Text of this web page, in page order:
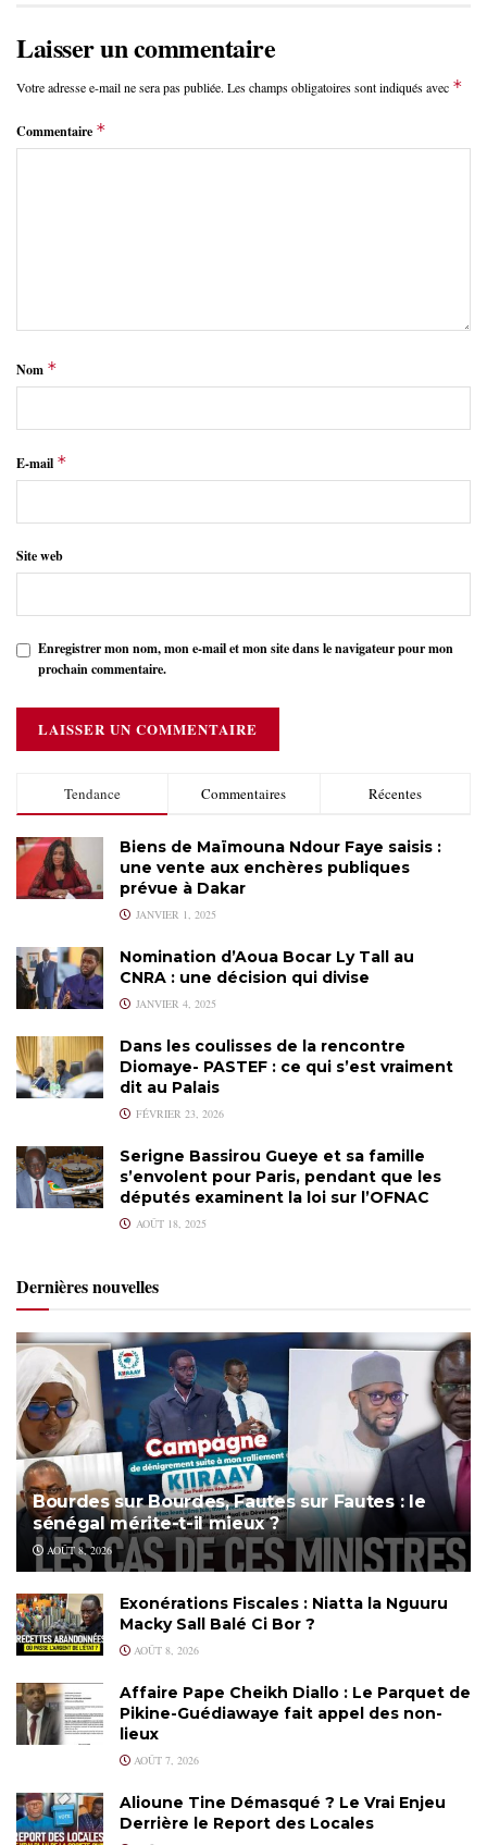
Laisser un commentaire
Votre adresse e-mail ne sera pas publiée. Les champs obligatoires sont indiqués avec *
Commentaire *
Nom *
E-mail *
Site web
Enregistrer mon nom, mon e-mail et mon site dans le navigateur pour mon
prochain commentaire.
Tendance Commentaires Récentes
Biens de Maïmouna Ndour Faye saisis :
une vente aux enchères publiques
prévue à Dakar
JANVIER 1, 2025
Nomination d’Aoua Bocar Ly Tall au
CNRA : une décision qui divise
JANVIER 4, 2025
Dans les coulisses de la rencontre
Diomaye- PASTEF : ce qui s’est vraiment
dit au Palais
FÉVRIER 23, 2026
Serigne Bassirou Gueye et sa famille
s’envolent pour Paris, pendant que les
députés examinent la loi sur l’OFNAC
AOÛT 18, 2025
Dernières nouvelles
Bourdes sur Bourdes, Fautes sur Fautes : le
sénégal mérite-t-il mieux ?
AOÛT 8, 2026
Exonérations Fiscales : Niatta la Nguuru
Macky Sall Balé Ci Bor ?
AOÛT 8, 2026
Affaire Pape Cheikh Diallo : Le Parquet de
Pikine-Guédiawaye fait appel des non-
lieux
AOÛT 7, 2026
Alioune Tine Démasqué ? Le Vrai Enjeu
Derrière le Report des Locales